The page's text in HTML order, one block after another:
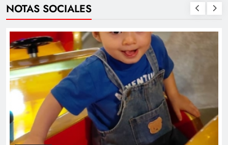
NOTAS SOCIALES